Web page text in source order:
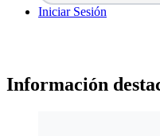
Iniciar Sesión
Información